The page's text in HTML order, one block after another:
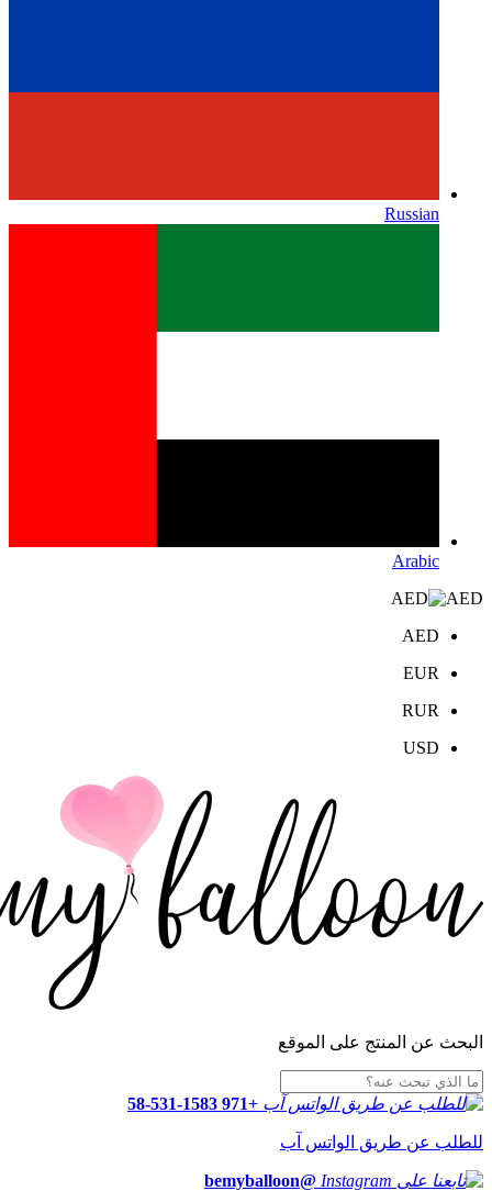
Russian
Arabic
AED
AED
EUR
RUR
USD
البحث عن المنتج على الموقع
+971 58-531-1583
للطلب عن طريق الواتس آب
@bemyballoon